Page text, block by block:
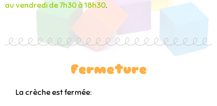
au vendredi de 7h30 à 18h30.
Fermeture
La crèche est fermée: